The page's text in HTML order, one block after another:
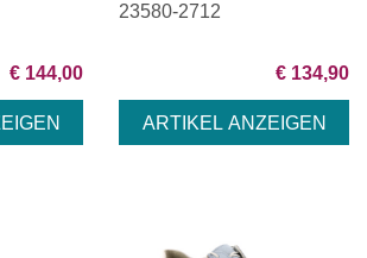
€ 144,00
23580-2712
€ 134,90